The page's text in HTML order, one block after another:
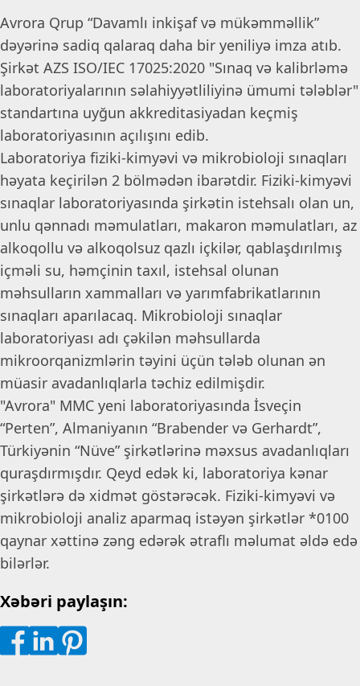
Avrora Qrup “Davamlı inkişaf və mükəmməllik”
dəyərinə sadiq qalaraq daha bir yeniliyə imza atıb.
Şirkət AZS ISO/IEC 17025:2020 "Sınaq və kalibrləmə
laboratoriyalarının səlahiyyətliliyinə ümumi tələblər"
standartına uyğun akkreditasiyadan keçmiş
laboratoriyasının açılışını edib.
Laboratoriya fiziki-kimyəvi və mikrobioloji sınaqları
həyata keçirilən 2 bölmədən ibarətdir. Fiziki-kimyəvi
sınaqlar laboratoriyasında şirkətin istehsalı olan un,
unlu qənnadı məmulatları, makaron məmulatları, az
alkoqollu və alkoqolsuz qazlı içkilər, qablaşdırılmış
içməli su, həmçinin taxıl, istehsal olunan
məhsulların xammalları və yarımfabrikatlarının
sınaqları aparılacaq. Mikrobioloji sınaqlar
laboratoriyası adı çəkilən məhsullarda
mikroorqanizmlərin təyini üçün tələb olunan ən
müasir avadanlıqlarla təchiz edilmişdir.
"Avrora" MMC yeni laboratoriyasında İsveçin
“Perten”, Almaniyanın “Brabender və Gerhardt”,
Türkiyənin “Nüve” şirkətlərinə məxsus avadanlıqları
quraşdırmışdır. Qeyd edək ki, laboratoriya kənar
şirkətlərə də xidmət göstərəcək. Fiziki-kimyəvi və
mikrobioloji analiz aparmaq istəyən şirkətlər *0100
qaynar xəttinə zəng edərək ətraflı məlumat əldə edə
bilərlər.
Xəbəri paylaşın: